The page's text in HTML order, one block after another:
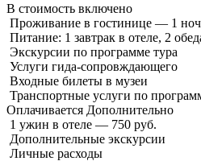
В стоимость включено
Проживание в гостинице — 1
Питание: 1 завтрак в отеле, 2
Экскурсии по программе тура
Услуги гида-сопровждающего
Входные билеты в музеи
Транспортные услуги по
Оплачивается Дополнительно
1 ужин в отеле — 750 руб.
Дополнительные экскурсии
Личные расходы